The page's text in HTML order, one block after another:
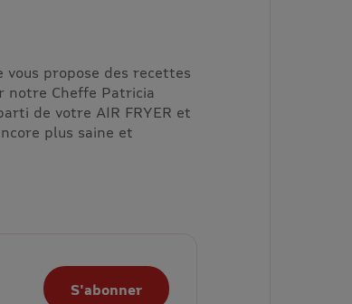
vous propose des recettes
notre Cheffe Patricia
de votre AIR FRYER et
plus saine et
S'abonner